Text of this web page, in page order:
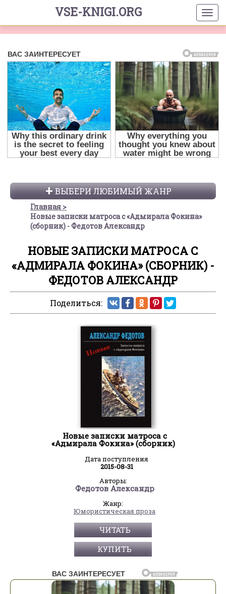
VSE-KNIGI.ORG
ВЫБЕРИ ЛЮБИМЫЙ ЖАНР
Главная
Новые записки матроса с «Адмирала Фокина»
(сборник) - Федотов Александр
НОВЫЕ ЗАПИСКИ МАТРОСА С
«АДМИРАЛА ФОКИНА» (СБОРНИК) -
ФЕДОТОВ АЛЕКСАНДР
Поделиться:
Новые записки матроса с
«Адмирала Фокина» (сборник)
Дата поступления
2015-08-31
Авторы:
Федотов Александр
Жанр:
Юмористическая проза
ЧИТАТЬ
КУПИТЬ